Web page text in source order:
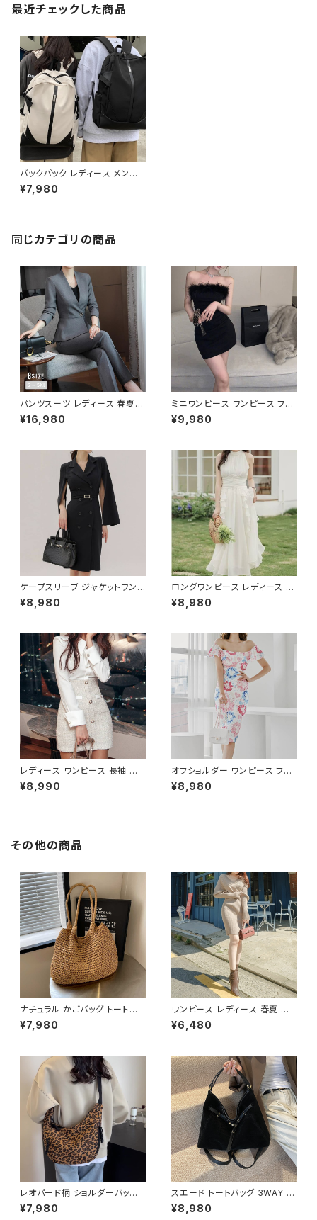
最近チェックした商品
バックパック レディース メンズ
リュック 春夏 秋冬 春 夏 秋 冬
黒 バッグ リュックサック 無地 シ
生 ユニセックス 男の子 女の子
A4 B4 アイボリー ベージュ グ
ジュアル デイリー お出かけ K-
B0065
¥7,980
同じカテゴリの商品
パンツスーツ レディース 春夏
秋冬 春 夏 秋 冬 黒 紺 スーツ
上下セット 2点セット ジャケット
ビジネススーツ ロング パンツス
ーツ ロングパンツ ペプラム ノー
カラースーツ ペプラムジャケット
レディーススーツ 大きいサイズ
オフィス OL オフィスカジュアル
ビジネス 結婚式 パーティー お
呼ばれ ブラック ネイビー グレ
ー S M L XL 2XL 3XL 4XL 5
XL 10代 20代 30代 40代 C-
WAW1079
¥16,980
ミニワンピース ワンピース フェ
ザーデザイン タイトワンピース
チューブトップ レディース 春夏
ワンピドレス OL エレガント フ
ォーマル ブラック ボルドー ホワ
イト 大きいサイズ きれいめ ドレ
スワンピース お呼ばれ 韓国 フ
ァッション オフィスカジュアル 韓
国風 キャバドレス ナイトドレス
ナイトワンピ カジュアル 10代 2
0代 30代 40代 C-OSS0127
¥9,980
ケープスリーブ ジャケットワンピ
ース ベルト付き ワンピース レデ
ィース 長袖 襟付き タイト スー
ート 二次会 結婚式 春 夏 秋 冬
お呼ばれ ブラック ベージュ お
しゃれ 高見え 20代 30代 40代
フォーマル 体型カバー 人気 トレ
ンド C-OSS0136
¥8,980
ロングワンピース レディース シ
フォン フリル ハイネック ノース
リーブ フレア Aライン エレガン
秋 冬 お呼ばれ デート 食事会
フォーマル リゾート パーティー
人気 大人可愛い ホワイト C-O
¥8,980
レディース ワンピース 長袖 シャ
ツワンピース ツイード切替 ミニ
ワンピース 上品 フォーマル ホ
冬 着痩せ効果 きちんと見え カ
¥8,990
オフショルダー ワンピース フラ
ワー柄 タイトワンピース ドレス
花柄ワンピ 春夏 エレガント 大
¥8,980
その他の商品
ナチュラル かごバッグ トートバッ
グ ショルダーバッグ レディース
バッグ 軽量 編み 大容量 夏 韓
春夏 おしゃれ 人気 2色展開 K-
B0233
¥7,980
ワンピース レディース 春夏 秋
冬 春 夏 秋 冬 黒 タイトワンピ
ース ニットワンピース 長袖 カシ
ムワンピース きれいめ 韓国 タ
イトニットワンピース ミモレ ひ
ざ丈ワンピース ンプル 韓国ファ
ッション OL カジュアル Vネック
深Vネック ベージュ シンプル 1
0代 20代 30代 40代 C-OSS
0078
¥6,480
レオパード柄 ショルダーバッグ
ワンショルダーバッグ レディース
ヒョウ柄 バッグ カジュアル 軽量
¥7,980
スエード トートバッグ 3WAY シ
ョルダーバッグ レディース バッ
グ 斜めがけ 軽量 A4収納 大容
¥8,980